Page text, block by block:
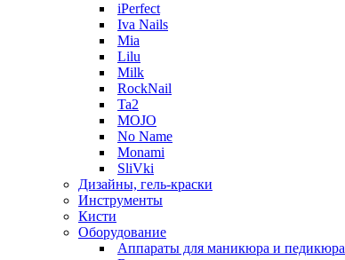
iPerfect
Iva Nails
Mia
Lilu
Milk
RockNail
Ta2
MOJO
No Name
Monami
SliVki
Дизайны, гель-краски
Инструменты
Кисти
Оборудование
Аппараты для маникюра и педикюра